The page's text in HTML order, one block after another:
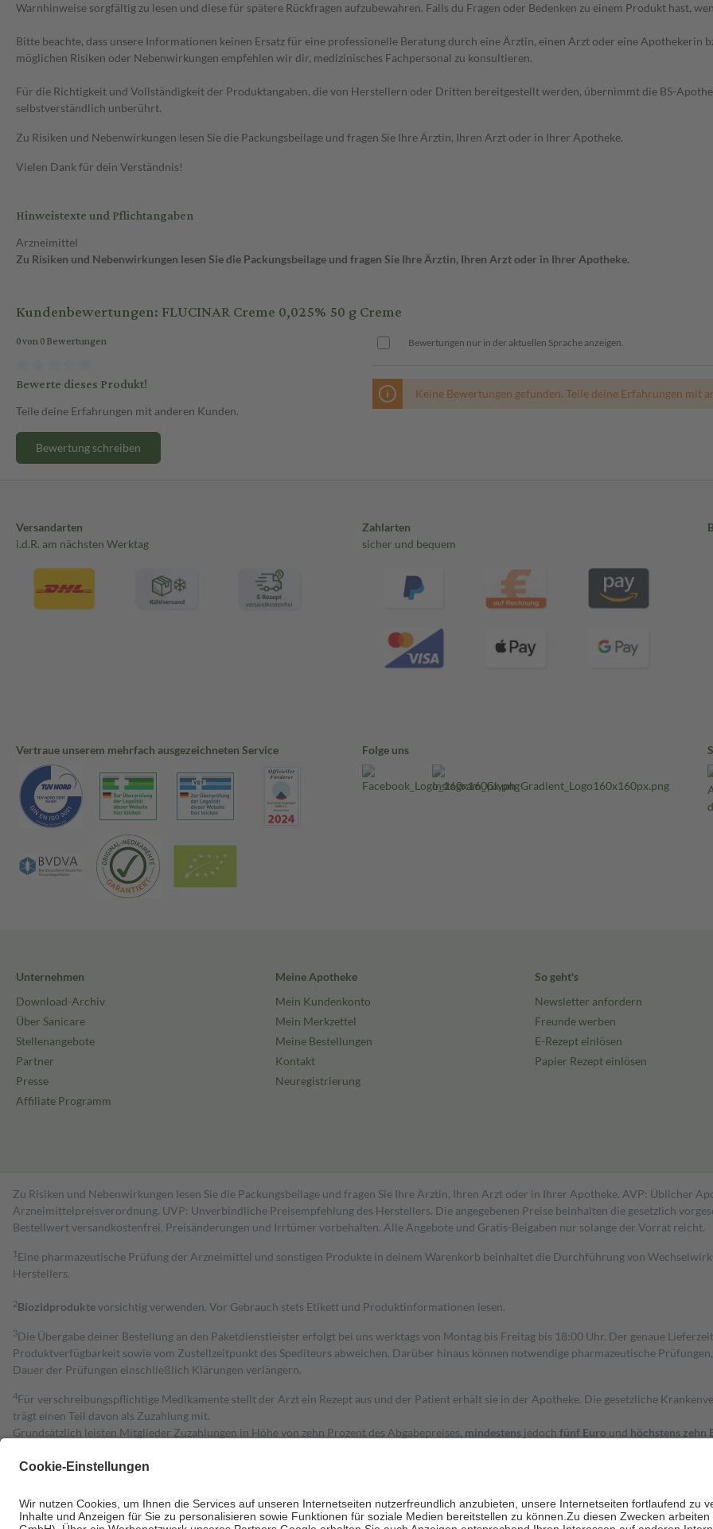
Warnhinweise sorgfältig zu lesen und diese für spätere Rückfragen aufzubewahren. Falls du Fragen oder Bedenken zu einem Produkt hast,
Bitte beachte, dass unsere Informationen keinen Ersatz für eine professionelle Beratung durch eine Ärztin, einen Arzt oder eine Apothekerin
möglichen Risiken oder Nebenwirkungen empfehlen wir dir, medizinisches Fachpersonal zu konsultieren.
Für die Richtigkeit und Vollständigkeit der Produktangaben, die von Herstellern oder Dritten bereitgestellt werden, übernimmt die BS-
selbstverständlich unberührt.
Zu Risiken und Nebenwirkungen lesen Sie die Packungsbeilage und fragen Sie Ihre Ärztin, Ihren Arzt oder in Ihrer Apotheke.
Vielen Dank für dein Verständnis!
Hinweistexte und Pflichtangaben
Arzneimittel
Zu Risiken und Nebenwirkungen lesen Sie die Packungsbeilage und fragen Sie Ihre Ärztin, Ihren Arzt oder in Ihrer Apotheke.
Kundenbewertungen: FLUCINAR Creme 0,025% 50 g Creme
0 von 0 Bewertungen
Bewerte dieses Produkt!
Teile deine Erfahrungen mit anderen Kunden.
Bewertung schreiben
Bewertungen nur in der aktuellen Sprache anzeigen.
Keine Bewertungen gefunden. Teile deine Erfahrungen mit
Versandarten
i.d.R. am nächsten Werktag
Zahlarten
sicher und bequem
Vertraue unserem mehrfach ausgezeichneten Service Folge uns
Unternehmen
Download-Archiv
Über Sanicare
Stellenangebote
Partner
Presse
Affiliate Programm
Meine Apotheke
Mein Kundenkonto
Mein Merkzettel
Meine Bestellungen
Kontakt
Neuregistrierung
So geht's
Newsletter anfordern
Freunde werben
E-Rezept einlösen
Papier Rezept einlösen
Zu Risiken und Nebenwirkungen lesen Sie die Packungsbeilage und fragen Sie Ihre Ärztin, Ihren Arzt oder in Ihrer Apotheke. AVP: Üblicher
Arzneimittelpreisverordnung. UVP: Unverbindliche Preisempfehlung des Herstellers. Die angegebenen Preise beinhalten die gesetzlich
Bestell­wert versand­kosten­frei. Preisänderungen und Irrtümer vorbehalten. Alle Angebote und Gratis-Beigaben nur solange der Vorrat reicht.
1 Eine pharmazeutische Prüfung der Arzneimittel und sonstigen Produkte in deinem Warenkorb beinhaltet die Durchführung von
Herstellers.
2Biozidproduktevorsichtig verwenden. Vor Gebrauch stets Etikett und Produktinformationen lesen.
3Die Übergabe deiner Bestellung an den Paketdienstleister erfolgt bei uns werktags von Montag bis Freitag bis 18:00 Uhr. Der genaue
Produktverfügbarkeit sowie vom Zustellzeitpunkt des Spediteurs abweichen. Darüber hinaus können notwendige pharmazeutische
Dauer der Prüfungen einschließlich Klärungen verlängern.
4Für verschreibungspflichtige Medikamente stellt der Arzt ein Rezept aus und der Patient erhält sie in der Apotheke. Die gesetzliche
trägt einen Teil davon als Zuzahlung mit.
Grundsätzlich leisten Mitglieder Zuzahlungen in Höhe von zehn Prozent des Abgabepreises, mindestens jedoch fünf Euro und höchstens zehn
Diese Regeln gelten grundsätzlich auch für Online-Apotheken.
Um das Engagement der Versicherten für ihre eigene Gesundheit zu stärken und die besondere Stellung der Familie zu unterstützen, fallen
• Kindern und Jugendlichen bis zum vollendeten 18. Lebensjahr mit Ausnahme der Fahrkosten